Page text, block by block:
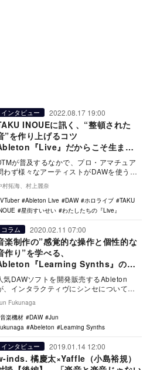
インタビュー 2022.08.17 19:00
INOUEに訊く、“整頓された
”を作り上げるコツ
『Live』だからこそ生まれ
クリエイティブとは
が普及するなかで、プロ・アマチュア
わず様々なアーティストがDAWを使うよ
になった時代。アーティストたちはどの
うな理由…
村拓海、村上麗奈
VTuber
Ableton Live DAW ホロライブ
TAKU
星街すいせい わたしたちの『Live』
コラム 2020.02.11 07:00
楽制作の”感覚的な操作と個性的な
作り”を学べる、
『Learning Synths』のス
ゴさ気DAWソフトを開発販売するAbleton
、インタラクティヴにシンセについて学
Fukunaga
音楽機材
DAW
Jun
Abeleton Learning Synths
インタビュー 2019.01.14 12:00
inds. 橘慶太×Yaffle（小島裕規）